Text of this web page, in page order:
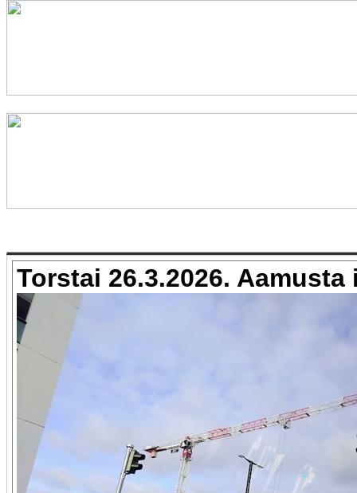
Torstai 26.3.2026. Aamusta